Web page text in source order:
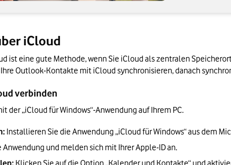
iCloud
ist eine gute Methode, wenn Sie iCloud als zentralen
Outlook-Kontakte mit iCloud synchronisieren, danach
verbinden
der „iCloud für Windows“-Anwendung auf Ihrem PC.
Installieren Sie die Anwendung „iCloud für Windows“ aus dem
Anwendung und melden sich mit Ihrer Apple-ID an.